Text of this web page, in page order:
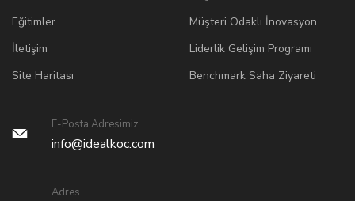
Eğitimler
İletişim
Site Haritası
Müşteri Odaklı İnovasyon
Liderlik Gelişim Programı
Benchmark Saha Ziyareti
E-Posta Adresimiz
info@idealkoc.com
Adres